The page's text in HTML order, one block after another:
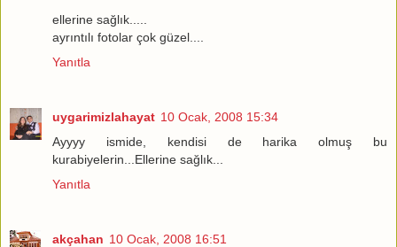
ellerine sağlık.....
ayrıntılı fotolar çok güzel....
Yanıtla
uygarimizlahayat 10 Ocak, 2008 15:34
Ayyyy ismide, kendisi de harika olmuş bu
kurabiyelerin...Ellerine sağlık...
Yanıtla
akçahan 10 Ocak, 2008 16:51